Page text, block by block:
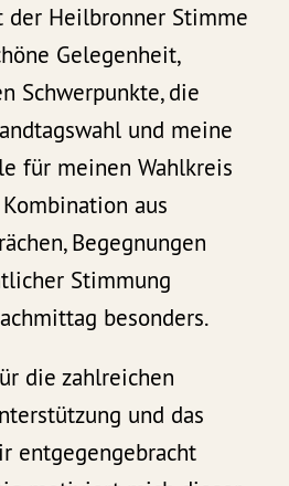
Heilbronner Stimme
Gelegenheit,
Schwerpunkte, die
und meine
für meinen Wahlkreis
aus
Begegnungen
Stimmung
besonders.
die zahlreichen
und das
entgegengebracht